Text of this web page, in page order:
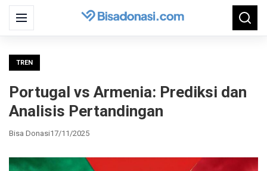
Menu
Search
for:
TREN
Portugal vs Armenia: Prediksi dan
Analisis Pertandingan
Bisa Donasi17/11/2025